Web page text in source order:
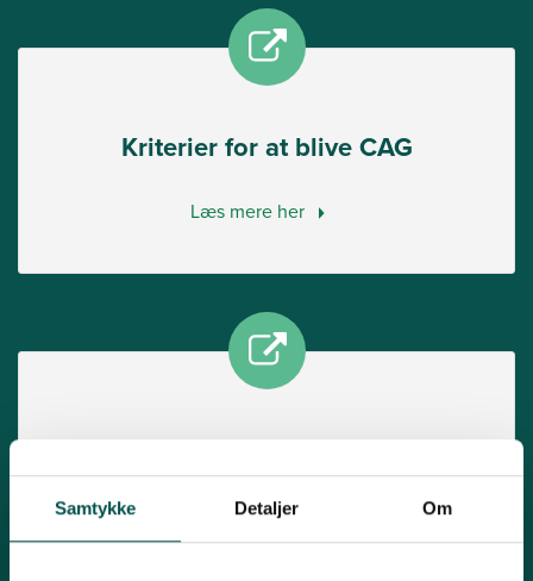
Samtykke Detaljer Om
Kriterier for at blive CAG
Læs mere her
Læs mere her